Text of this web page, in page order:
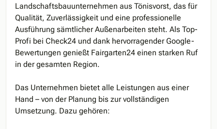
Landschaftsbauunternehmen aus Tönisvorst, das für
Qualität, Zuverlässigkeit und eine professionelle
Ausführung sämtlicher Außenarbeiten steht. Als Top-
Profi bei Check24 und dank hervorragender Google-
Bewertungen genießt Fairgarten24 einen starken Ruf
in der gesamten Region.
Das Unternehmen bietet alle Leistungen aus einer
Hand – von der Planung bis zur vollständigen
Umsetzung. Dazu gehören: